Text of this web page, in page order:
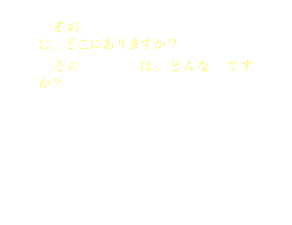
その
は、どこにありますか？
その は、どんな
です
か？